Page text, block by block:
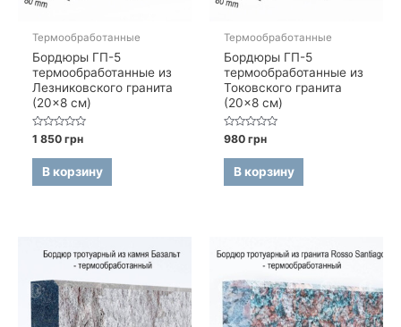
Термообработанные
Бордюры ГП-5
термообработанные из
Лезниковского гранита
(20×8 см)
Оценка
0
из
1 850грн
В корзину
Термообработанные
Бордюры ГП-5
термообработанные из
Токовского гранита
(20×8 см)
Оценка
0
из
980грн
В корзину